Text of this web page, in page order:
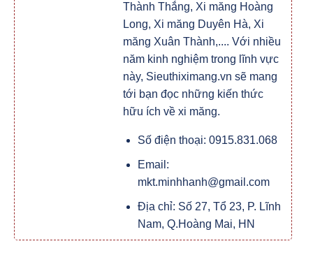
Thành Thắng, Xi măng Hoàng
Long, Xi măng Duyên Hà, Xi
măng Xuân Thành,.... Với nhiều
năm kinh nghiệm trong lĩnh vực
này, Sieuthiximang.vn sẽ mang
tới bạn đọc những kiến thức
hữu ích về xi măng.
Số điện thoại: 0915.831.068
Email:
mkt.minhhanh@gmail.com
Địa chỉ: Số 27, Tổ 23, P. Lĩnh
Nam, Q.Hoàng Mai, HN